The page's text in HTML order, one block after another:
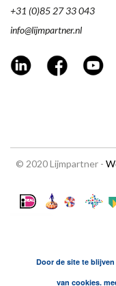
+31 (0)85 27 33 043
info@lijmpartner.nl
© 2020 Lijmpartner -
Door de site te
van cookies.